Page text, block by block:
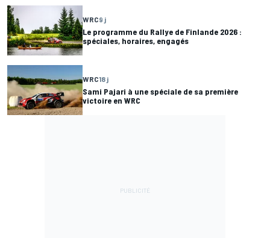
WRC9 j
Le programme du Rallye de Finlande 2026 :
spéciales, horaires, engagés
WRC18 j
Sami Pajari à une spéciale de sa première
victoire en WRC